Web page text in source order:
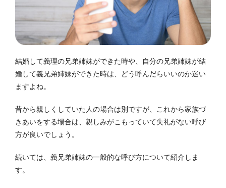
結婚して義理の兄弟姉妹ができた時や、自分の兄弟姉妹が結
婚して義兄弟姉妹ができた時は、どう呼んだらいいのか迷い
ますよね。
昔から親しくしていた人の場合は別ですが、これから家族づ
きあいをする場合は、親しみがこもっていて失礼がない呼び
方が良いでしょう。
続いては、義兄弟姉妹の一般的な呼び方について紹介しま
す。